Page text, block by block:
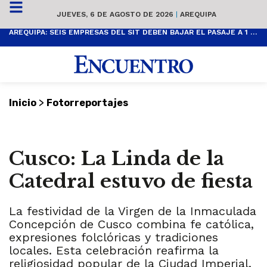
JUEVES, 6 DE AGOSTO DE 2026 | AREQUIPA
AREQUIPA: SEIS EMPRESAS DEL SIT DEBEN BAJAR EL PASAJE A 1 SOL
Inicio > Fotorreportajes
Cusco: La Linda de la
Catedral estuvo de fiesta
La festividad de la Virgen de la Inmaculada
Concepción de Cusco combina fe católica,
expresiones folclóricas y tradiciones
locales. Esta celebración reafirma la
religiosidad popular de la Ciudad Imperial.